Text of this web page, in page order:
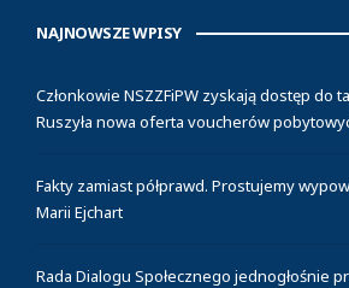
NAJNOWSZE WPISY
Członkowie NSZZFiPW zyskają dostęp do
Ruszyła nowa oferta voucherów
Fakty zamiast półprawd. Prostujemy
Marii Ejchart
Rada Dialogu Społecznego jednogłośnie